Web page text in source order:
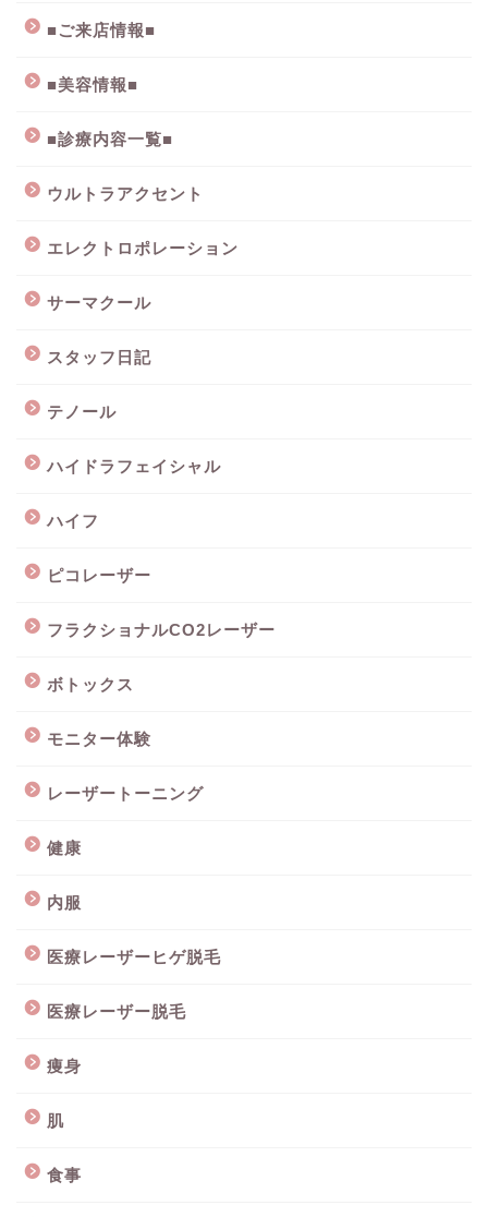
■ご来店情報■
■美容情報■
■診療内容一覧■
ウルトラアクセント
エレクトロポレーション
サーマクール
スタッフ日記
テノール
ハイドラフェイシャル
ハイフ
ピコレーザー
フラクショナルCO2レーザー
ボトックス
モニター体験
レーザートーニング
健康
内服
医療レーザーヒゲ脱毛
医療レーザー脱毛
痩身
肌
食事